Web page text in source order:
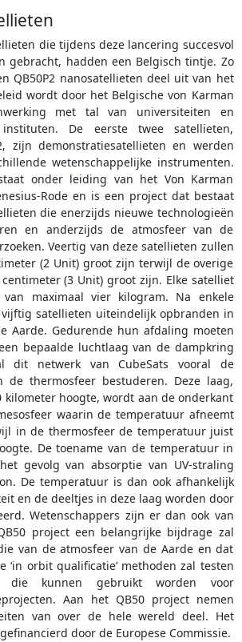
die tijdens deze lancering succesvol
gebracht, hadden een Belgisch tintje. Zo
QB50P2 nanosatellieten deel uit van het
wordt door het Belgische von Karman
met tal van universiteiten en
instituten. De eerste twee satellieten,
zijn demonstratiesatellieten en werden
wetenschappelijke instrumenten.
onder leiding van het Von Karman
Rode en is een project dat bestaat
die enerzijds nieuwe technologieën
en anderzijds de atmosfeer van de
Veertig van deze satellieten zullen
(2 Unit) groot zijn terwijl de overige
(3 Unit) groot zijn. Elke satelliet
maximaal vier kilogram. Na enkele
satellieten uiteindelijk opbranden in
Aarde. Gedurende hun afdaling moeten
bepaalde luchtlaag van de dampkring
dit netwerk van CubeSats vooral de
de thermosfeer bestuderen. Deze laag,
kilometer hoogte, wordt aan de onderkant
waarin de temperatuur afneemt
in de thermosfeer de temperatuur juist
De toename van de temperatuur in
gevolg van absorptie van UV-straling
De temperatuur is dan ook afhankelijk
en de deeltjes in deze laag worden door
Wetenschappers zijn er dan ook van
project een belangrijke bijdrage zal
van de atmosfeer van de Aarde en dat
‘in orbit qualificatie’ methoden zal testen
die kunnen gebruikt worden voor
Aan het QB50 project nemen
van over de hele wereld deel. Het
door de Europese Commissie.